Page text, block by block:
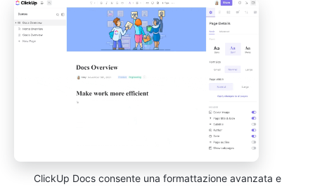
ClickUp Docs consente una formattazione avanzata e